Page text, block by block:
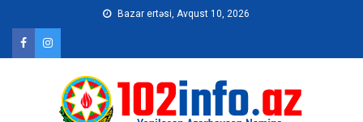
content
Bazar ertəsi, Avqust 10, 2026